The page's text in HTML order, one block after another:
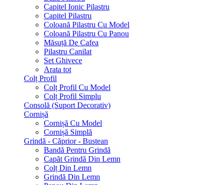
Capitel Ionic Pilastru
Capitel Pilastru
Coloană Pilastru Cu Model
Coloană Pilastru Cu Panou
Măsuță De Cafea
Pilastru Canilat
Set Ghivece
Arata tot
Colț Profil
Colț Profil Cu Model
Colț Profil Simplu
Consolă (Suport Decorativ)
Cornișă
Cornișă Cu Model
Cornișă Simplă
Grindă - Căprior - Bustean
Bandă Pentru Grindă
Capăt Grindă Din Lemn
Colț Din Lemn
Grindă Din Lemn